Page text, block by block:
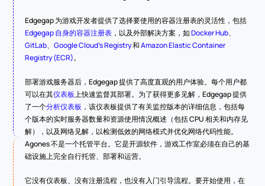
Edgegap 自身的容器注册表 ，以及外部解决方案，如 Docker Hub、
GitLab、Google Cloud's Registry 和 Amazon Elastic Container
Registry (ECR)。
部署游戏服务器后，Edgegap 提供了高度直观的用户体验。每个用户都
可以在其仪表板上快速监督其部署。为了获得更多见解，Edgegap 提供
了一个分析仪表板 ，该仪表板提供了有关监控版本的详细信息，包括每
个版本的实时服务器数量和资源使用情况概述（包括 CPU 相关和内存见
解），以及网络见解，以检测低效的网络模式并优化网络代码性能。
Agones 不是一个托管平台。它是开源软件，游戏工作室必须在自己的基
础设施上完全自行托管、部署和运营。
它没有仪表板、没有注册流程，也没有入门引导流程。要开始使用，在